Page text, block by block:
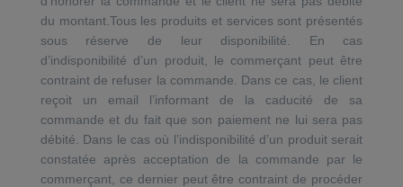
du montant.Tous les produits et services sont présentés
sous réserve de leur disponibilité. En cas
d’indisponibilité d’un produit, le commerçant peut être
contraint de refuser la commande. Dans ce cas, le client
reçoit un email l’informant de la caducité de sa
commande et du fait que son paiement ne lui sera pas
débité. Dans le cas où l’indisponibilité d’un produit serait
constatée après acceptation de la commande par le
commerçant, ce dernier peut être contraint de procéder